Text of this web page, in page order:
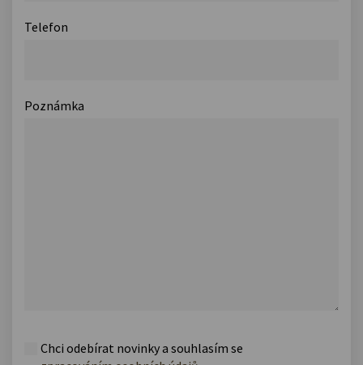
Telefon
Poznámka
Chci odebírat novinky a souhlasím se